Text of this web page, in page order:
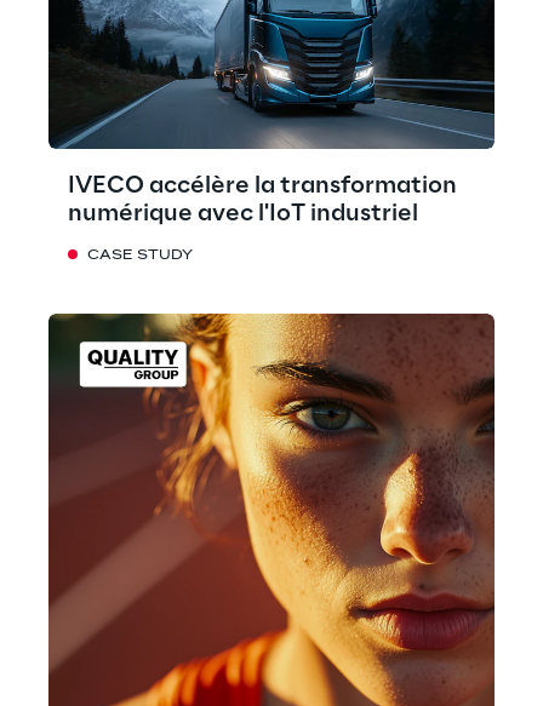
IVECO accélère la transformation
numérique avec l'IoT industriel
CASE STUDY